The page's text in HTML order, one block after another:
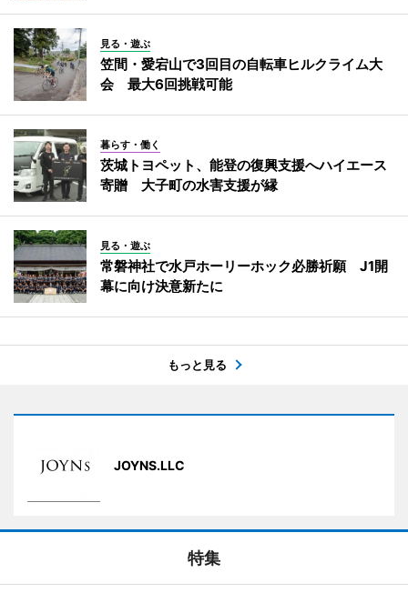
見る・遊ぶ
笠間・愛宕山で3回目の自転車ヒルクライム大
会 最大6回挑戦可能
暮らす・働く
茨城トヨペット、能登の復興支援へハイエース
寄贈 大子町の水害支援が縁
見る・遊ぶ
常磐神社で水戸ホーリーホック必勝祈願 J1開
幕に向け決意新たに
もっと見る
JOYNS.LLC
特集